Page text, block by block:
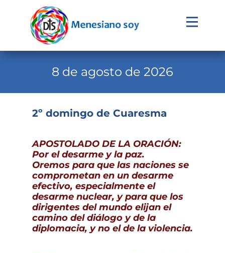
Evangelio
Familia Menesiana
Pastoral Vocacional
Recursos
Contacto
Buscar
8 de agosto de 2026
2º domingo de Cuaresma
APOSTOLADO DE LA ORACIÓN:
Por el desarme y la paz.
Oremos para que las naciones se
comprometan en un desarme
efectivo, especialmente el
desarme nuclear, y para que los
dirigentes del mundo elijan el
camino del diálogo y de la
diplomacia, y no el de la violencia.